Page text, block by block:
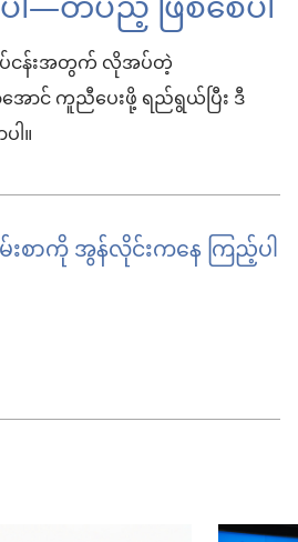
ငန်းအတွက် လိုအပ်တဲ့
ာင် ကူညီပေးဖို့ ရည်ရွယ်ပြီး ဒီ
။
းစာကို အွန်လိုင်းကနေ ကြည့်ပါ